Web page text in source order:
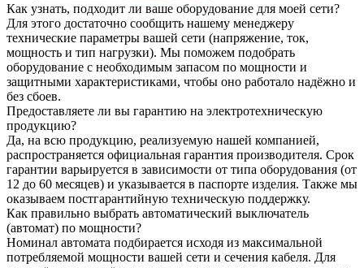
Как узнать, подходит ли ваше оборудование для моей сети?
Для этого достаточно сообщить нашему менеджеру
технические параметры вашей сети (напряжение, ток,
мощность и тип нагрузки). Мы поможем подобрать
оборудование с необходимым запасом по мощности и
защитными характеристиками, чтобы оно работало надёжно и
без сбоев.
Предоставляете ли вы гарантию на электротехническую
продукцию?
Да, на всю продукцию, реализуемую нашей компанией,
распространяется официальная гарантия производителя. Срок
гарантии варьируется в зависимости от типа оборудования (от
12 до 60 месяцев) и указывается в паспорте изделия. Также мы
оказываем постгарантийную техническую поддержку.
Как правильно выбрать автоматический выключатель
(автомат) по мощности?
Номинал автомата подбирается исходя из максимальной
потребляемой мощности вашей сети и сечения кабеля. Для